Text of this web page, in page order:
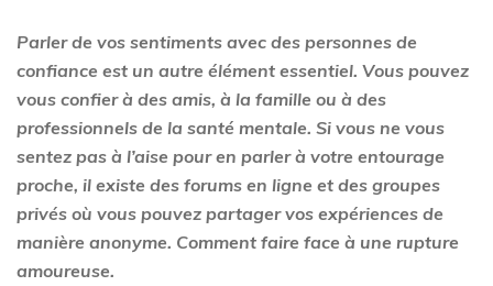
Parler de vos sentiments avec des personnes de
confiance est un autre élément essentiel. Vous pouvez
vous confier à des amis, à la famille ou à des
professionnels de la santé mentale. Si vous ne vous
sentez pas à l’aise pour en parler à votre entourage
proche, il existe des forums en ligne et des groupes
privés où vous pouvez partager vos expériences de
manière anonyme. Comment faire face à une rupture
amoureuse.